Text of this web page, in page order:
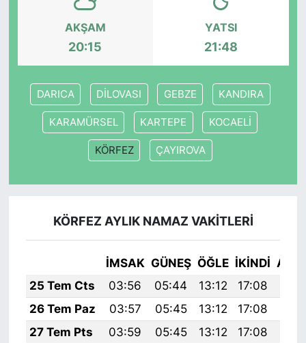
AKŞAM
20:15
YATSI
21:48
DARICA DİLOVASI GEBZE KANDIRA
KARAMÜRSEL KARTEPE KOCAELİ
KÖRFEZ ÇAYIROVA
KÖRFEZ AYLIK NAMAZ VAKITLERI
İMSAK GÜNEŞ ÖĞLE İKINDI
25 Tem Cts
03:56 05:44 13:12 17:08
26 Tem Paz
03:57 05:45 13:12 17:08
27 Tem Pts
03:59 05:45 13:12 17:08